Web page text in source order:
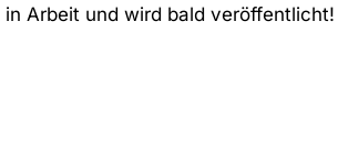
Arbeit und wird bald veröffentlicht!